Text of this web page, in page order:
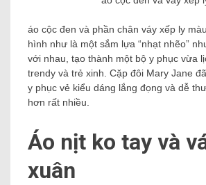
áo cộc đen và phần chân váy xếp ly
hình như là một sắm lựa “nhạt nhẽo”
với nhau, tạo thành một bộ y phục vừa
trendy và trẻ xinh. Cặp đôi Mary Jane
y phục vẻ kiểu dáng lắng đọng và dễ
hơn rất nhiều.
Áo nịt ko tay và
xuân